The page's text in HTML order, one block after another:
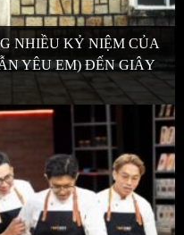
NHIỀU KỶ NIỆM CỦA
YÊU EM) ĐẾN GIÂY